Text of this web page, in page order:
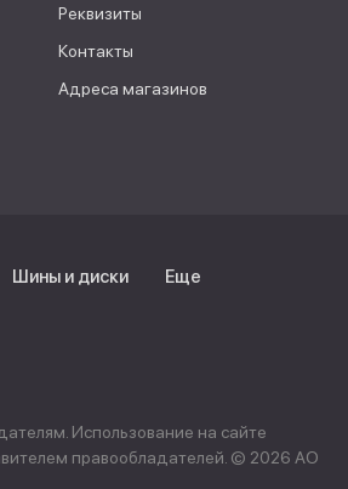
Реквизиты
Контакты
Адреса магазинов
Шины и диски Еще
Использование на сайте
правообладателей. © 2026 АО